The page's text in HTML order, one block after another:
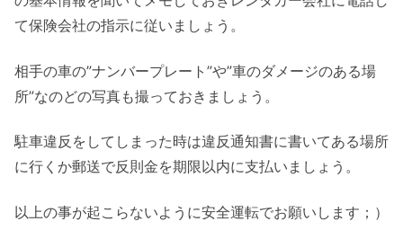
て保険会社の指示に従いましょう。
相手の車の”ナンバープレート”や”車のダメージのある場
所”なのどの写真も撮っておきましょう。
駐車違反をしてしまった時は違反通知書に書いてある場所
に行くか郵送で反則金を期限以内に支払いましょう。
以上の事が起こらないように安全運転でお願いします；）